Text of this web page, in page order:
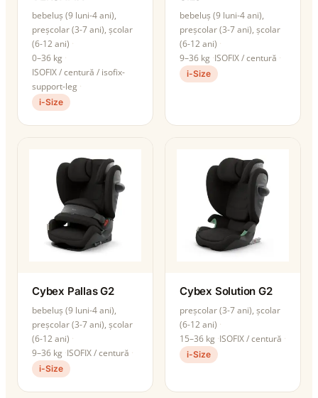
bebeluș (9 luni-4 ani),
preșcolar (3-7 ani), școlar
(6-12 ani)
0–36 kg
ISOFIX / centură / isofix-
support-leg
i-Size
bebeluș (9 luni-4 ani),
preșcolar (3-7 ani), școlar
(6-12 ani)
9–36 kg ISOFIX / centură
i-Size
Cybex Pallas G2
bebeluș (9 luni-4 ani),
preșcolar (3-7 ani), școlar
(6-12 ani)
9–36 kg ISOFIX / centură
i-Size
Cybex Solution G2
preșcolar (3-7 ani), școlar
(6-12 ani)
15–36 kg ISOFIX / centură
i-Size